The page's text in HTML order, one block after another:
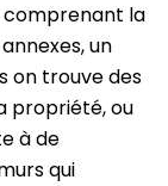
comprenant la
un
on trouve des
propriété, ou
à de
qui